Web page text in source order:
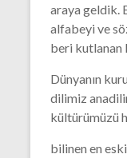
araya geldik.
alfabeyi ve
beri kutlanan
Dünyanın
dilimiz
kültürümüzü
bilinen en